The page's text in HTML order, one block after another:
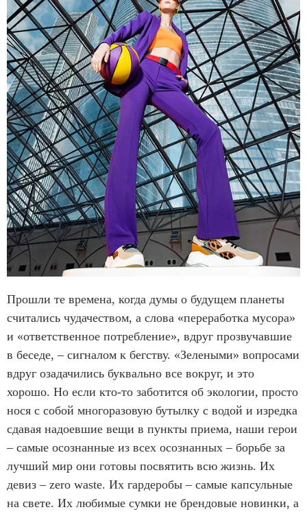
Прошли те времена, когда думы о будущем планеты
считались чудачеством, а слова «переработка мусора»
и «ответственное потребление», вдруг прозвучавшие
в беседе, – сигналом к бегству. «Зелеными» вопросами
вдруг озадачились буквально все вокруг, и это
хорошо. Но если кто-то заботится об экологии, просто
нося с собой многоразовую бутылку с водой и изредка
сдавая надоевшие вещи в пункты приема, наши герои
– самые осознанные из всех осознанных – борьбе за
лучший мир они готовы посвятить всю жизнь. Их
девиз – zero waste. Их гардеробы – самые капсульные
на свете. Их любимые сумки не брендовые новинки, а